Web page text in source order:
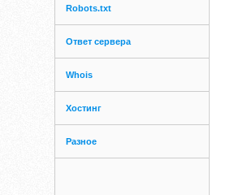
Robots.txt
Ответ сервера
Whois
Хостинг
Разное